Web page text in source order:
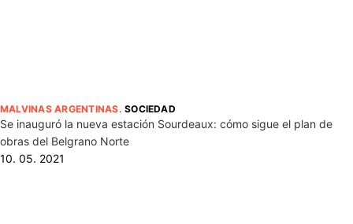
MALVINAS ARGENTINAS.SOCIEDAD
Se inauguró la nueva estación Sourdeaux: cómo sigue el plan de
obras del Belgrano Norte
10. 05. 2021